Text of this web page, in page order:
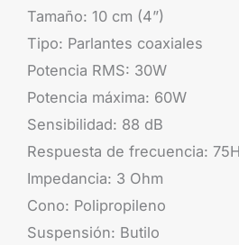
Tamaño: 10 cm (4”)
Tipo: Parlantes coaxiales
Potencia RMS: 30W
Potencia máxima: 60W
Sensibilidad: 88 dB
Respuesta de frecuencia:
Impedancia: 3 Ohm
Cono: Polipropileno
Suspensión: Butilo